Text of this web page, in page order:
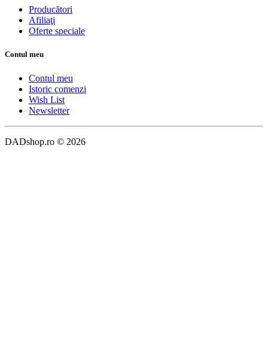
Producători
Afiliaţi
Oferte speciale
Contul meu
Contul meu
Istoric comenzi
Wish List
Newsletter
DADshop.ro © 2026